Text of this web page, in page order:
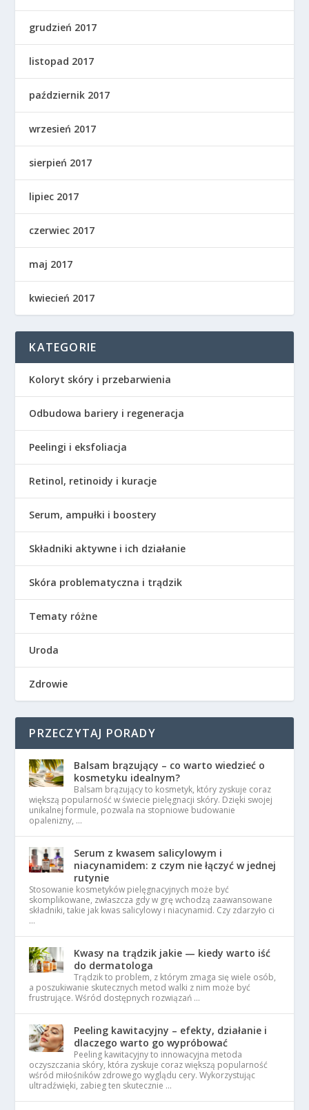
grudzień 2017
listopad 2017
październik 2017
wrzesień 2017
sierpień 2017
lipiec 2017
czerwiec 2017
maj 2017
kwiecień 2017
KATEGORIE
Koloryt skóry i przebarwienia
Odbudowa bariery i regeneracja
Peelingi i eksfoliacja
Retinol, retinoidy i kuracje
Serum, ampułki i boostery
Składniki aktywne i ich działanie
Skóra problematyczna i trądzik
Tematy różne
Uroda
Zdrowie
PRZECZYTAJ PORADY
Balsam brązujący – co warto wiedzieć o
kosmetyku idealnym?
Balsam brązujący to kosmetyk, który zyskuje coraz
większą popularność w świecie pielęgnacji skóry. Dzięki swojej
unikalnej formule, pozwala na stopniowe budowanie
opalenizny, …
Serum z kwasem salicylowym i
niacynamidem: z czym nie łączyć w jednej
rutynie
Stosowanie kosmetyków pielęgnacyjnych może być
skomplikowane, zwłaszcza gdy w grę wchodzą zaawansowane
składniki, takie jak kwas salicylowy i niacynamid. Czy zdarzyło ci
…
Kwasy na trądzik jakie — kiedy warto iść
do dermatologa
Trądzik to problem, z którym zmaga się wiele osób,
a poszukiwanie skutecznych metod walki z nim może być
frustrujące. Wśród dostępnych rozwiązań …
Peeling kawitacyjny – efekty, działanie i
dlaczego warto go wypróbować
Peeling kawitacyjny to innowacyjna metoda
oczyszczania skóry, która zyskuje coraz większą popularność
wśród miłośników zdrowego wyglądu cery. Wykorzystując
ultradźwięki, zabieg ten skutecznie …